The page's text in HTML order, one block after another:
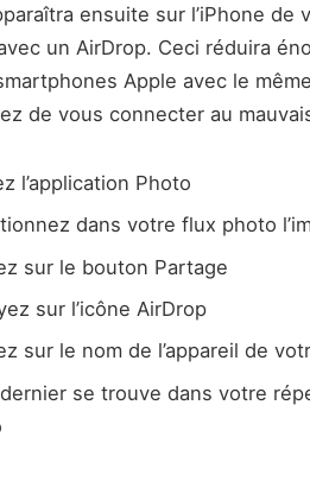
ensuite sur l’iPhone
un AirDrop. Ceci réduira
Apple avec le
de vous connecter au
l’application Photo
dans votre flux photo
sur le bouton Partage
sur l’icône AirDrop
sur le nom de l’appareil de
se trouve dans votre